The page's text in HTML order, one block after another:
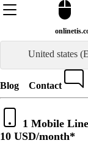
United states
Blog Contact
1 Mobile
10 USD/month*